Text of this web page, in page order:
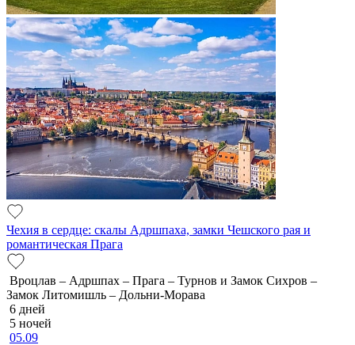
Чехия в сердце: скалы Адршпаха, замки Чешского рая и
романтическая Прага
Вроцлав – Адршпах – Прага – Турнов и Замок Сихров –
Замок Литомишль – Дольни-Морава
6 дней
5 ночей
05.09